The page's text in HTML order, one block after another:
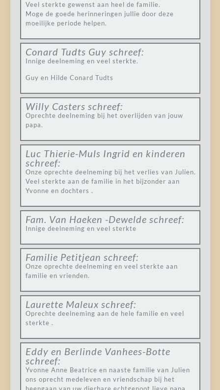
Veel sterkte gewenst aan heel de familie.
Moge de goede herinneringen jullie door deze
moeilijke periode helpen.
Conard Tudts Guy schreef:
Innige deelneming en veel sterkte.
Guy en Hilde Conard Tudts
Willy Casters schreef:
Oprechte deelneming bij het overlijden van jouw
papa.
Luc Thierie-Muls Ingrid en kinderen
schreef:
Onze oprechte deelneming bij het verlies van Julien.
Veel sterkte aan de familie in het bijzonder aan
Yvonne en dochters .
Fam. Van Haeken -Dewelde schreef:
Innige deelneming en veel sterkte
Familie Petitjean schreef:
Onze oprechte deelneming en veel sterkte aan
familie en vrienden.
Laurette Maleux schreef:
Oprechte deelneming aan de hele familie en veel
sterkte .
Eddy en Berlinde Vanhees-Botte
schreef:
Yvonne Anne Beatrice en naaste familie van Julien
ons oprecht medeleven en vriendschap bij het